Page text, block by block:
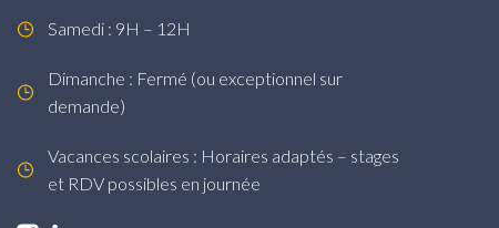
Samedi : 9H – 12H
Dimanche : Fermé (ou exceptionnel sur
demande)
Vacances scolaires : Horaires adaptés – stages
et RDV possibles en journée